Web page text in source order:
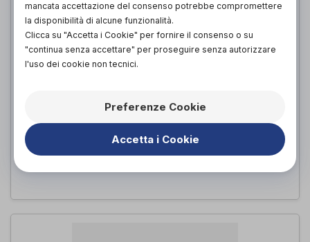
SCARPA HAFLING CEUR KAPITAN
ACQUISTA ONLINE DA42,50€
mancata accettazione del consenso potrebbe compromettere
la disponibilità di alcune funzionalità.
Clicca su "Accetta i Cookie" per fornire il consenso o su
"continua senza accettare" per proseguire senza autorizzare
l'uso dei cookie non tecnici.
Preferenze Cookie
Accetta i Cookie